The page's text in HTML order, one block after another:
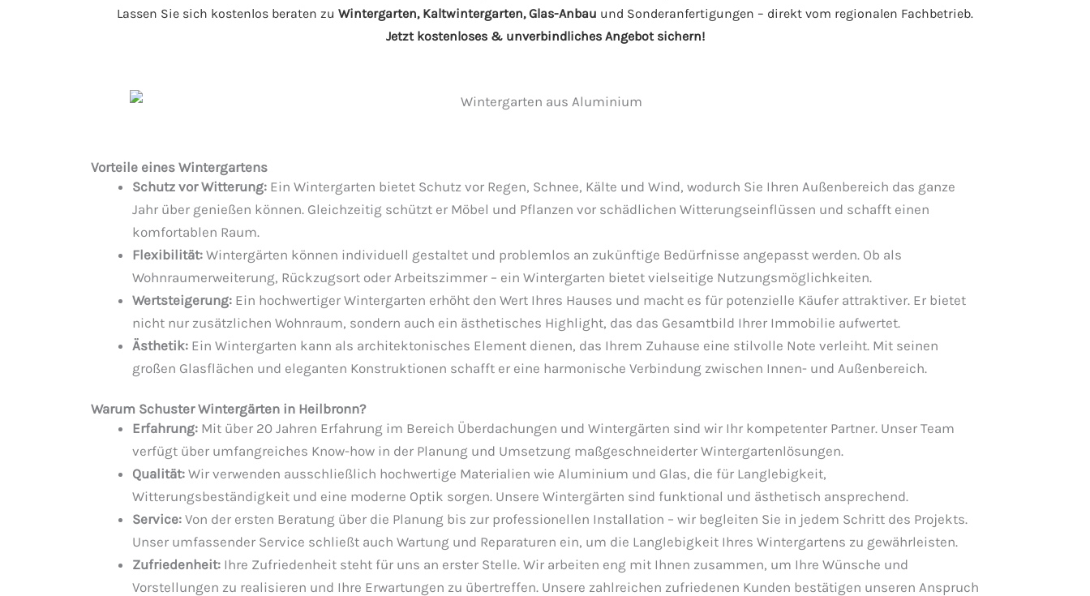
Lassen Sie sich kostenlos beraten zu Wintergarten, Kaltwintergarten, Glas-Anbau und Sonderanfertigungen – direkt vom regionalen Fachbetrieb.
Jetzt kostenloses & unverbindliches Angebot sichern!
Vorteile eines Wintergartens
Schutz vor Witterung: Ein Wintergarten bietet Schutz vor Regen, Schnee, Kälte und Wind, wodurch Sie Ihren Außenbereich das ganze
Jahr über genießen können. Gleichzeitig schützt er Möbel und Pflanzen vor schädlichen Witterungseinflüssen und schafft einen
komfortablen Raum.
Flexibilität: Wintergärten können individuell gestaltet und problemlos an zukünftige Bedürfnisse angepasst werden. Ob als
Wohnraumerweiterung, Rückzugsort oder Arbeitszimmer – ein Wintergarten bietet vielseitige Nutzungsmöglichkeiten.
Wertsteigerung: Ein hochwertiger Wintergarten erhöht den Wert Ihres Hauses und macht es für potenzielle Käufer attraktiver. Er bietet
nicht nur zusätzlichen Wohnraum, sondern auch ein ästhetisches Highlight, das das Gesamtbild Ihrer Immobilie aufwertet.
Ästhetik: Ein Wintergarten kann als architektonisches Element dienen, das Ihrem Zuhause eine stilvolle Note verleiht. Mit seinen
großen Glasflächen und eleganten Konstruktionen schafft er eine harmonische Verbindung zwischen Innen- und Außenbereich.
Warum Schuster Wintergärten in Heilbronn?
Erfahrung: Mit über 20 Jahren Erfahrung im Bereich Überdachungen und Wintergärten sind wir Ihr kompetenter Partner. Unser Team
verfügt über umfangreiches Know-how in der Planung und Umsetzung maßgeschneiderter Wintergartenlösungen.
Qualität: Wir verwenden ausschließlich hochwertige Materialien wie Aluminium und Glas, die für Langlebigkeit,
Witterungsbeständigkeit und eine moderne Optik sorgen. Unsere Wintergärten sind funktional und ästhetisch ansprechend.
Service: Von der ersten Beratung über die Planung bis zur professionellen Installation – wir begleiten Sie in jedem Schritt des Projekts.
Unser umfassender Service schließt auch Wartung und Reparaturen ein, um die Langlebigkeit Ihres Wintergartens zu gewährleisten.
Zufriedenheit: Ihre Zufriedenheit steht für uns an erster Stelle. Wir arbeiten eng mit Ihnen zusammen, um Ihre Wünsche und
Vorstellungen zu realisieren und Ihre Erwartungen zu übertreffen. Unsere zahlreichen zufriedenen Kunden bestätigen unseren Anspruch